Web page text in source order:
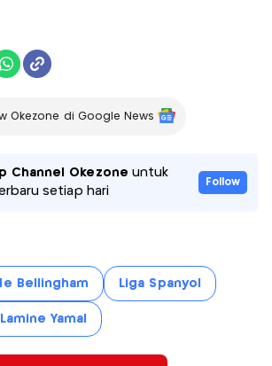
Okezone di Google News
Channel Okezone untuk
setiap hari
Follow
Bellingham Liga Spanyol
Lamine Yamal